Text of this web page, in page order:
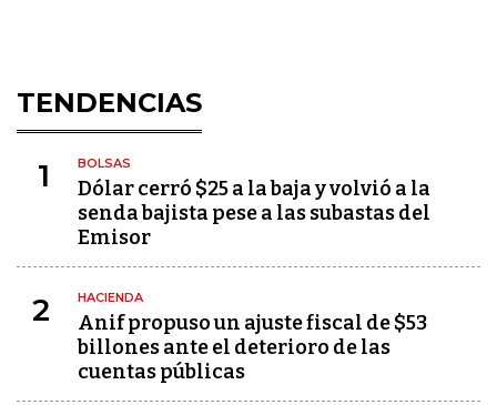
TENDENCIAS
1 BOLSAS
Dólar cerró $25 a la baja y volvió a la
senda bajista pese a las subastas del
Emisor
2 HACIENDA
Anif propuso un ajuste fiscal de $53
billones ante el deterioro de las
cuentas públicas